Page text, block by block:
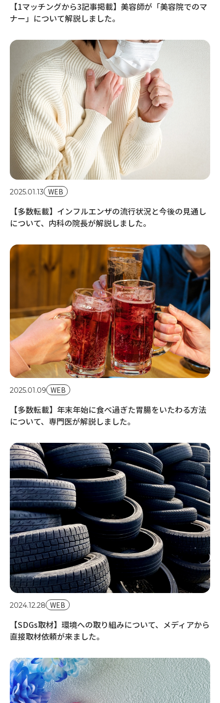
【1マッチングから3記事掲載】美容師が「美容院でのマ
ナー」について解説しました。
2025.01.13 WEB
【多数転載】インフルエンザの流行状況と今後の見通し
について、内科の院長が解説しました。
2025.01.09 WEB
【多数転載】年末年始に食べ過ぎた胃腸をいたわる方法
について、専門医が解説しました。
2024.12.28 WEB
【SDGs取材】環境への取り組みについて、メディアから
直接取材依頼が来ました。